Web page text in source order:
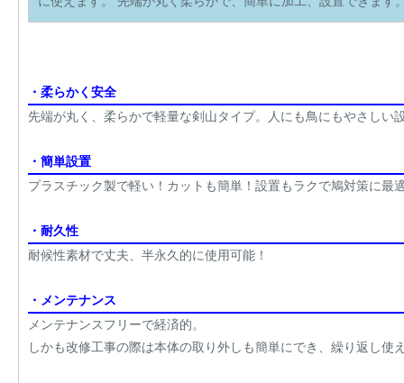
・柔らかく安全
先端が丸く、柔らかで軽量な剣山タイプ。人にも鳥にもやさしい
・簡単設置
プラスチック製で軽い！カットも簡単！設置もラクで鳩対策に最
・耐久性
耐候性素材で丈夫、半永久的に使用可能！
・メンテナンス
メンテナンスフリーで経済的。
しかも改修工事の際は本体の取り外しも簡単にでき、繰り返し使